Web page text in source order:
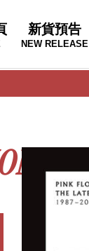
新貨預告
NEW RELEASE